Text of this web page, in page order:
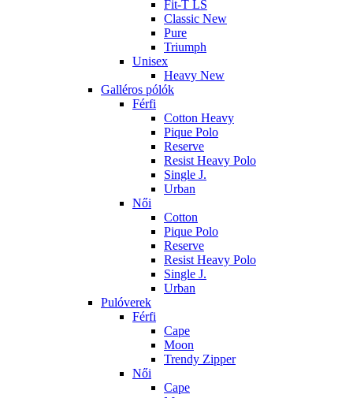
Fit-T LS
Classic New
Pure
Triumph
Unisex
Heavy New
Galléros pólók
Férfi
Cotton Heavy
Pique Polo
Reserve
Resist Heavy Polo
Single J.
Urban
Női
Cotton
Pique Polo
Reserve
Resist Heavy Polo
Single J.
Urban
Pulóverek
Férfi
Cape
Moon
Trendy Zipper
Női
Cape